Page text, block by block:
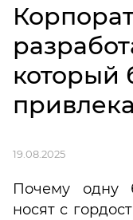
который
19.08.2025
Почему одну
носят с